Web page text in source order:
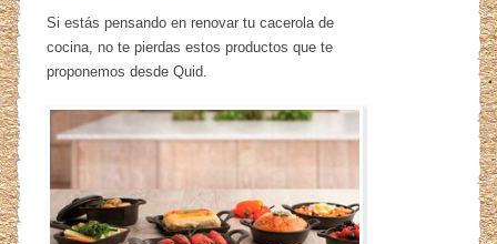
Si estás pensando en renovar tu cacerola de
cocina, no te pierdas estos productos que te
proponemos desde Quid.